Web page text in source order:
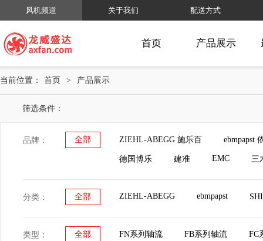
风机频道 关于我们 配送方式
首页 产品展示
当前位置： 首页 > 产品展示
筛选条件：
品牌： 全部 ZIEHL-ABEGG 施乐百 ebmpapst
德国博乐 建准 EMC 三
分类： 全部 ZIEHL-ABEGG ebmpapst
类型： 全部 FN系列轴流 FB系列轴流 FC